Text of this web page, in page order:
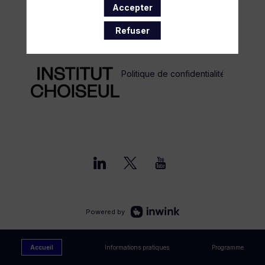
Politique de confidentialité
Powered by
Accueil Informations pratiques Programme
Accepter
Refuser